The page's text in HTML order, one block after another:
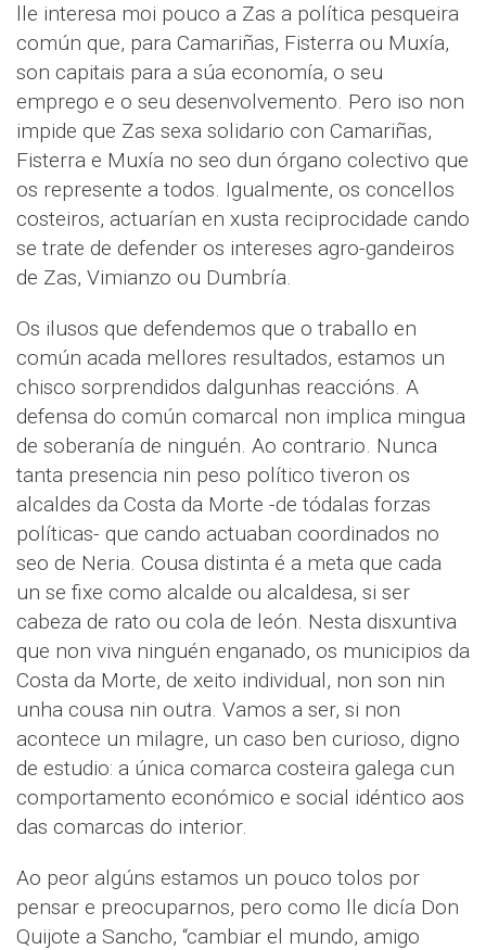
lle interesa moi pouco a Zas a política pesqueira
común que, para Camariñas, Fisterra ou Muxía,
son capitais para a súa economía, o seu
emprego e o seu desenvolvemento. Pero iso non
impide que Zas sexa solidario con Camariñas,
Fisterra e Muxía no seo dun órgano colectivo que
os represente a todos. Igualmente, os concellos
costeiros, actuarían en xusta reciprocidade cando
se trate de defender os intereses agro-gandeiros
de Zas, Vimianzo ou Dumbría.
Os ilusos que defendemos que o traballo en
común acada mellores resultados, estamos un
chisco sorprendidos dalgunhas reaccións. A
defensa do común comarcal non implica mingua
de soberanía de ninguén. Ao contrario. Nunca
tanta presencia nin peso político tiveron os
alcaldes da Costa da Morte -de tódalas forzas
políticas- que cando actuaban coordinados no
seo de Neria. Cousa distinta é a meta que cada
un se fixe como alcalde ou alcaldesa, si ser
cabeza de rato ou cola de león. Nesta disxuntiva
que non viva ninguén enganado, os municipios da
Costa da Morte, de xeito individual, non son nin
unha cousa nin outra. Vamos a ser, si non
acontece un milagre, un caso ben curioso, digno
de estudio: a única comarca costeira galega cun
comportamento económico e social idéntico aos
das comarcas do interior.
Ao peor algúns estamos un pouco tolos por
pensar e preocuparnos, pero como lle dicía Don
Quijote a Sancho, “cambiar el mundo, amigo